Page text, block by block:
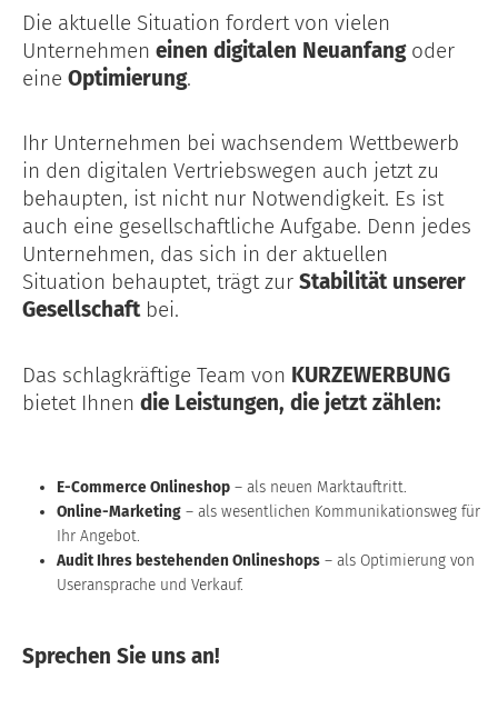
Die aktuelle Situation fordert von vielen
Unternehmen einen digitalen Neuanfangoder
eine Optimierung.
Ihr Unternehmen bei wachsendem Wettbewerb
in den digitalen Vertriebswegen auch jetzt zu
behaupten, ist nicht nur Notwendigkeit. Es ist
auch eine gesellschaftliche Aufgabe. Denn jedes
Unternehmen, das sich in der aktuellen
Situation behauptet, trägt zur Stabilität unserer
Gesellschaftbei.
Das schlagkräftige Team von KURZEWERBUNG
bietet Ihnen die Leistungen, die jetzt zählen:
E-Commerce Onlineshop – als neuen Marktauftritt.
Online-Marketing – als wesentlichen Kommunikationsweg für
Ihr Angebot.
Audit Ihres bestehenden Onlineshops – als Optimierung von
Useransprache und Verkauf.
Sprechen Sie uns an!